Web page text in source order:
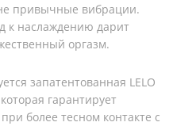
привычные вибрации.
к наслаждению дарит
оргазм.
запатентованная LELO
гарантирует
более тесном контакте с